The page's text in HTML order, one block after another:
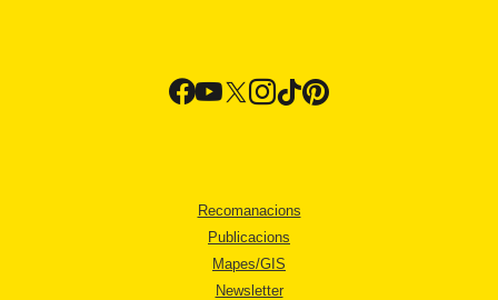
Recomanacions
Publicacions
Mapes/GIS
Newsletter